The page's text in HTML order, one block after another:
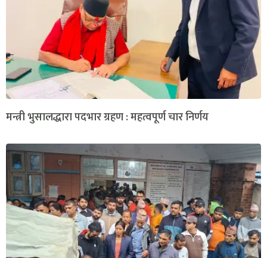
मन्त्री भुसालद्धारा पदभार ग्रहण : महत्वपूर्ण चार निर्णय